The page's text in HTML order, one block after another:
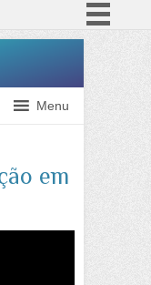
ParticipeMenu
em